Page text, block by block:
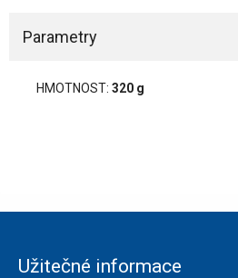
Parametry
HMOTNOST: 320 g
Užitečné informace